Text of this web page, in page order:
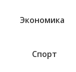
Экономика
Спорт